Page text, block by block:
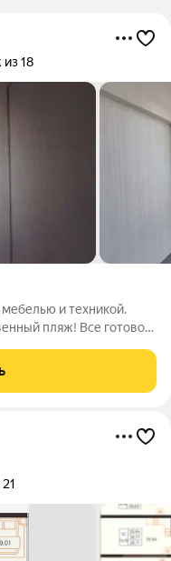
из 18
и техникой.
пляж! Все готово!
линия площадью 800
21